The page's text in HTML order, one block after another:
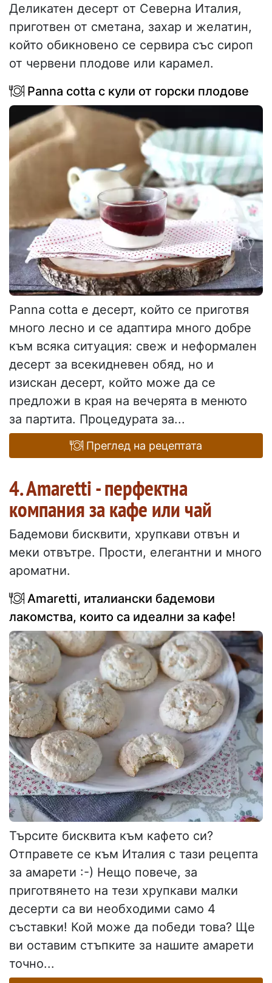
Деликатен десерт от Северна Италия,
приготвен от сметана, захар и желатин,
който обикновено се сервира със сироп
от червени плодове или карамел.
Panna cotta с кули от горски плодове
Panna cotta е десерт, който се приготвя
много лесно и се адаптира много добре
към всяка ситуация: свеж и неформален
десерт за всекидневен обяд, но и
изискан десерт, който може да се
предложи в края на вечерята в менюто
за партита. Процедурата за...
Преглед на рецептата
4. Amaretti - перфектна
компания за кафе или чай
Бадемови бисквити, хрупкави отвън и
меки отвътре. Прости, елегантни и много
ароматни.
Amaretti, италиански бадемови
лакомства, които са идеални за кафе!
Търсите бисквита към кафето си?
Отправете се към Италия с тази рецепта
за амарети :-) Нещо повече, за
приготвянето на тези хрупкави малки
десерти са ви необходими само 4
съставки! Кой може да победи това? Ще
ви оставим стъпките за нашите амарети
точно...